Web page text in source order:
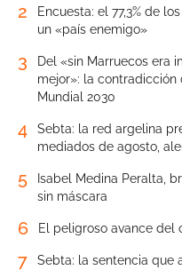
2
Encuesta: el 77,3% de
un «país enemigo»
3
Del «sin Marruecos era
mejor»: la
Mundial 2030
4
Sebta: la red argelina
mediados de agosto,
5
Isabel Medina Peralta,
sin máscara
6 El peligroso avance del
7 Sebta: la sentencia que